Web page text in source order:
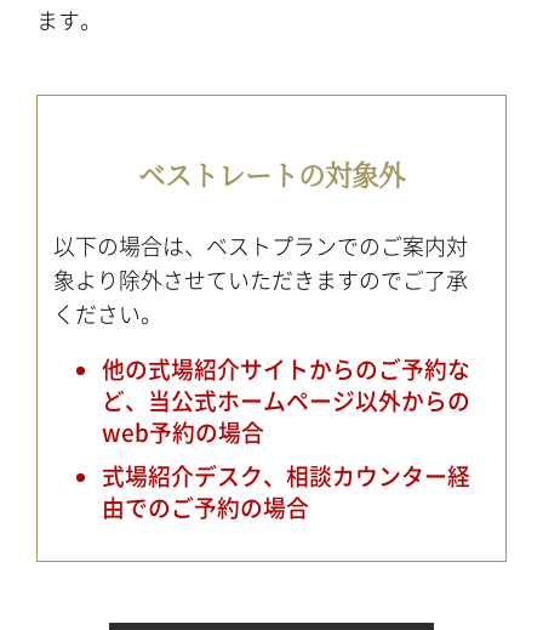
ます。
ベストレートの対象外
以下の場合は、ベストプランでのご案内対
象より除外させていただきますのでご了承
ください。
他の式場紹介サイトからのご予約な
ど、当公式ホームページ以外からの
web予約の場合
式場紹介デスク、相談カウンター経
由でのご予約の場合